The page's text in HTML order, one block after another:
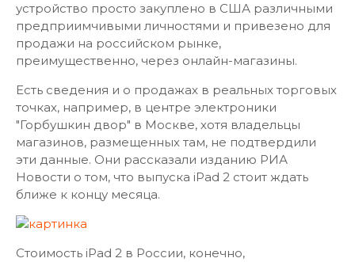
устройство просто закуплено в США различными
предприимчивыми личностями и привезено для
продажи на российском рынке,
преимущественно, через онлайн-магазины.
Есть сведения и о продажах в реальных торговых
точках, например, в центре электроники
"Горбушкин двор" в Москве, хотя владельцы
магазинов, размещенных там, не подтвердили
эти данные. Они рассказали изданию РИА
Новости о том, что выпуска iPad 2 стоит ждать
ближе к концу месяца.
Стоимость iPad 2 в России, конечно,